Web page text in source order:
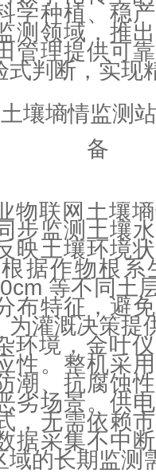
学种植、稳
测领域，推
管理提供可
式判断，实现
物联网土壤
步监测土壤
映土壤环境
据作物根
等不同土
布特征，避
为灌溉决策提
环境，金叶
性。整机采
潮、抗腐蚀
劣场景。供
，无需依赖
据采集不中
域的长期监测